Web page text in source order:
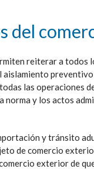
del
reiterar a todos
aislamiento
las operaciones
norma y los actos
y tránsito
de comercio
exterior de